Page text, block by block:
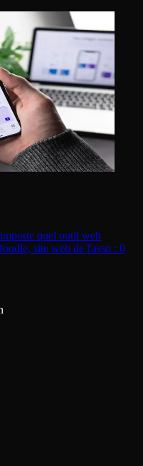
quel outil web
site web de l'asso : 0